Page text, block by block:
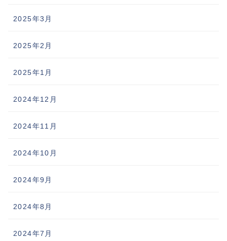
2025年3月
2025年2月
2025年1月
2024年12月
2024年11月
2024年10月
2024年9月
2024年8月
2024年7月